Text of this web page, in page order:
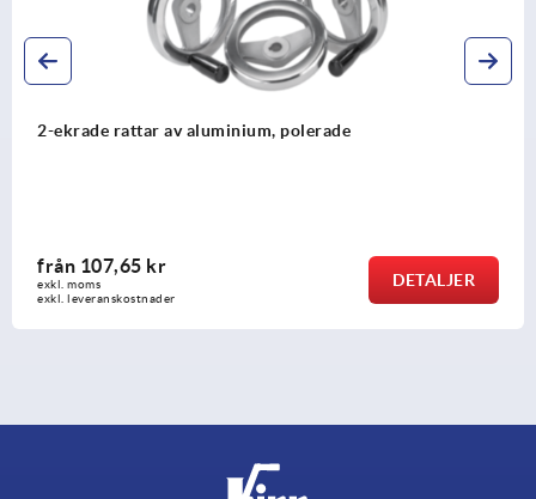
2-ekrade rattar av aluminium med vridbart
från244,63 kr
exkl. leveranskostnader